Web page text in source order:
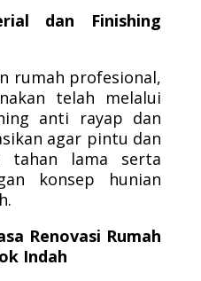
dan Finishing
rumah profesional,
telah melalui
anti rayap dan
agar pintu dan
tahan lama serta
konsep hunian
Renovasi Rumah
Indah